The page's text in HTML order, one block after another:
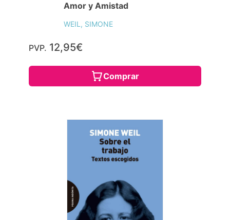
Amor y Amistad
WEIL, SIMONE
PVP. 12,95€
Comprar